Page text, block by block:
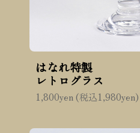
はなれ特製
レトログラス
1,800yen (税込1,980yen)